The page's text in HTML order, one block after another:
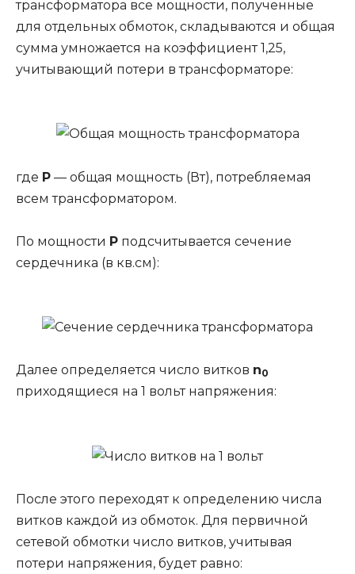
трансформатора все мощности, полученные
для отдельных обмоток, складываются и общая
сумма умножается на коэффициент 1,25,
учитывающий потери в трансформаторе:
где Р — общая мощность (Вт), потребляемая
всем трансформатором.
По мощности Р подсчитывается сечение
сердечника (в кв.см):
Далее определяется число витков n0
приходящиеся на 1 вольт напряжения:
После этого переходят к определению числа
витков каждой из обмоток. Для первичной
сетевой обмотки число витков, учитывая
потери напряжения, будет равно: